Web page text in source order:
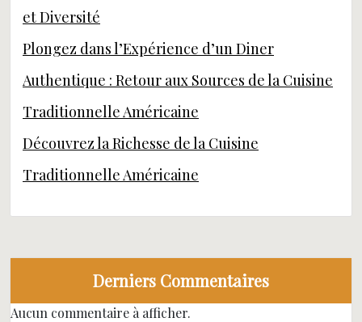
et Diversité
Plongez dans l’Expérience d’un Diner
Authentique : Retour aux Sources de la Cuisine
Traditionnelle Américaine
Découvrez la Richesse de la Cuisine
Traditionnelle Américaine
Derniers Commentaires
Aucun commentaire à afficher.